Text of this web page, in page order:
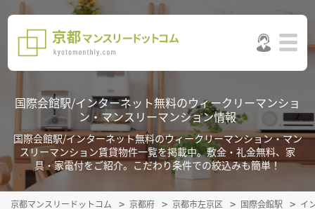
国際会館駅/インターネット無料のウィークリーマンショ
ン・マンスリーマンション情報
国際会館駅/インターネット無料のウィークリーマンション・マン
スリーマンション賃貸物件一覧を掲載中。敷金・礼金無料、家
具・家電付をご紹介。こだわり条件での絞込みも簡単！
京都マンスリードットコム 京都府 京都市左京区 国際会館駅 イ